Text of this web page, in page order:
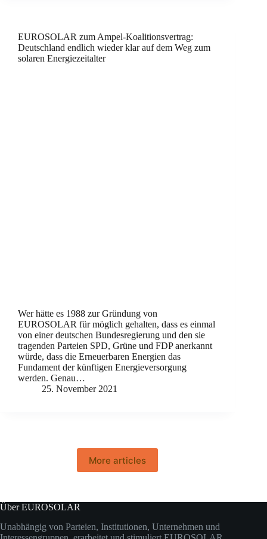
EUROSOLAR zum Ampel-Koalitionsvertrag:
Deutschland endlich wieder klar auf dem Weg zum
solaren Energiezeitalter
Wer hätte es 1988 zur Gründung von
EUROSOLAR für möglich gehalten, dass es einmal
von einer deutschen Bundesregierung und den sie
tragenden Parteien SPD, Grüne und FDP anerkannt
würde, dass die Erneuerbaren Energien das
Fundament der künftigen Energieversorgung
werden. Genau…
25. November 2021
More articles
Über EUROSOLAR
Unabhängig von Parteien, Institutionen, Unternehmen und